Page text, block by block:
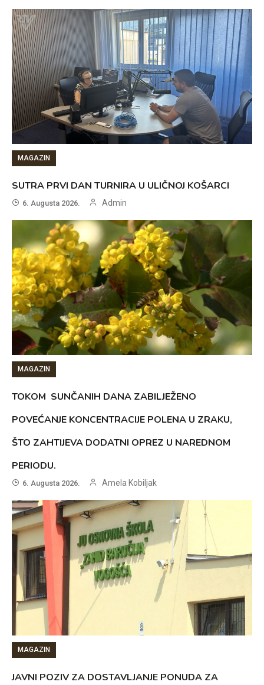
MAGAZIN
SUTRA PRVI DAN TURNIRA U ULIČNOJ KOŠARCI
6. Augusta 2026. Admin
MAGAZIN
TOKOM SUNČANIH DANA ZABILJEŽENO
POVEĆANJE KONCENTRACIJE POLENA U ZRAKU,
ŠTO ZAHTIJEVA DODATNI OPREZ U NAREDNOM
PERIODU.
6. Augusta 2026. Amela Kobiljak
MAGAZIN
JAVNI POZIV ZA DOSTAVLJANJE PONUDA ZA